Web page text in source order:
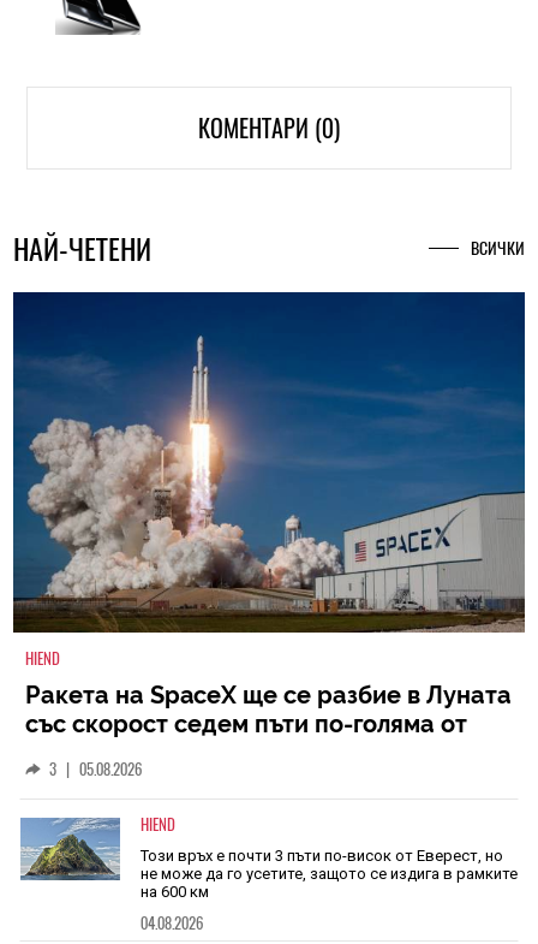
КОМЕНТАРИ (0)
НАЙ-ЧЕТЕНИ ВСИЧКИ
HIEND
Ракета на SpaceX ще се разбие в Луната
със скорост седем пъти по-голяма от
3 | 05.08.2026
HIEND
Този връх е почти 3 пъти по-висок от Еверест, но
не може да го усетите, защото се издига в рамките
на 600 км
04.08.2026